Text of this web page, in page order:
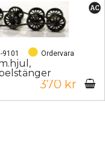
9101 Ordervara
370 kr